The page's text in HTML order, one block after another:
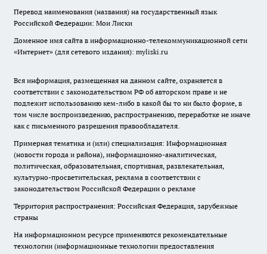
Перевод наименования (названия) на государственный язык
Российской Федерации: Мои Лиски
Доменное имя сайта в информационно-телекоммуникационной сети
«Интернет» (для сетевого издания): myliski.ru
Вся информация, размещенная на данном сайте, охраняется в
соответствии с законодательством РФ об авторском праве и не
подлежит использованию кем-либо в какой бы то ни было форме, в
том числе воспроизведению, распространению, переработке не иначе
как с письменного разрешения правообладателя.
Примерная тематика и (или) специализация: Информационная
(новости города и района), информационно-аналитическая,
политическая, образовательная, спортивная, развлекательная,
культурно-просветительская, реклама в соответствии с
законодательством Российской Федерации о рекламе
Территория распространения: Российская Федерация, зарубежные
страны
На информационном ресурсе применяются рекомендательные
технологии (информационные технологии предоставления